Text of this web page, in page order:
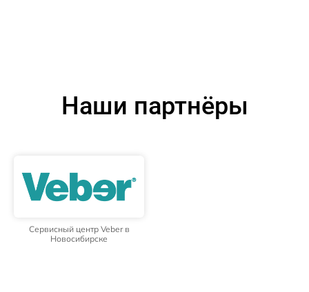
Наши партнёры
Сервисный центр Veber в
Новосибирске